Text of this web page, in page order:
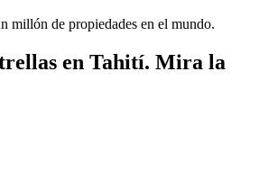
millón de propiedades en el mundo.
en Tahití. Mira la